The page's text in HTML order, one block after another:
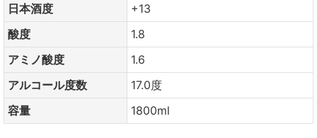
日本酒度
+13
酸度
1.8
アミノ酸度
1.6
アルコール度数
17.0度
容量
1800ml